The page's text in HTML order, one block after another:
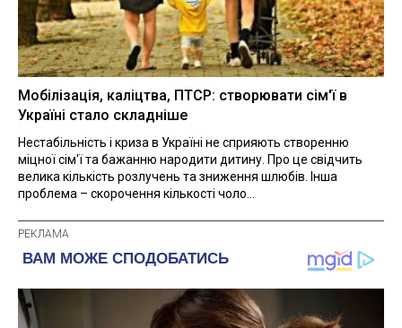
Мобілізація, каліцтва, ПТСР: створювати сім'ї в
Україні стало складніше
Нестабільність і криза в Україні не сприяють створенню
міцної сім'ї та бажанню народити дитину. Про це свідчить
велика кількість розлучень та зниження шлюбів. Інша
проблема – скорочення кількості чоло...